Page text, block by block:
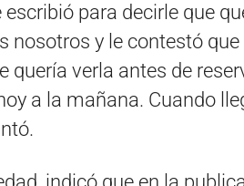
escribió para decirle que
nosotros y le contestó
quería verla antes de
a la mañana. Cuando